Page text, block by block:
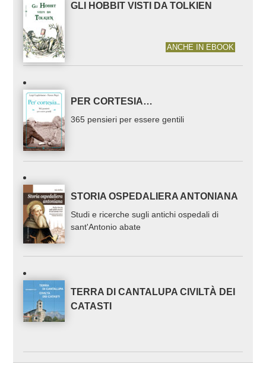
GLI HOBBIT VISTI DA TOLKIEN
ANCHE IN EBOOK
PER CORTESIA…
365 pensieri per essere gentili
STORIA OSPEDALIERA ANTONIANA
Studi e ricerche sugli antichi ospedali di
sant'Antonio abate
TERRA DI CANTALUPA CIVILTÀ DEI
CATASTI